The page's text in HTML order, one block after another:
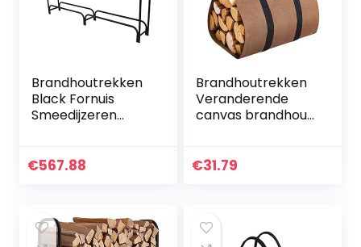
Brandhoutrekken
Black Fornuis
Smeedijzeren
Gereedschap
€567.88
Brandhoutrekken
Veranderende
canvas brandhout
houder dragen
€31.79